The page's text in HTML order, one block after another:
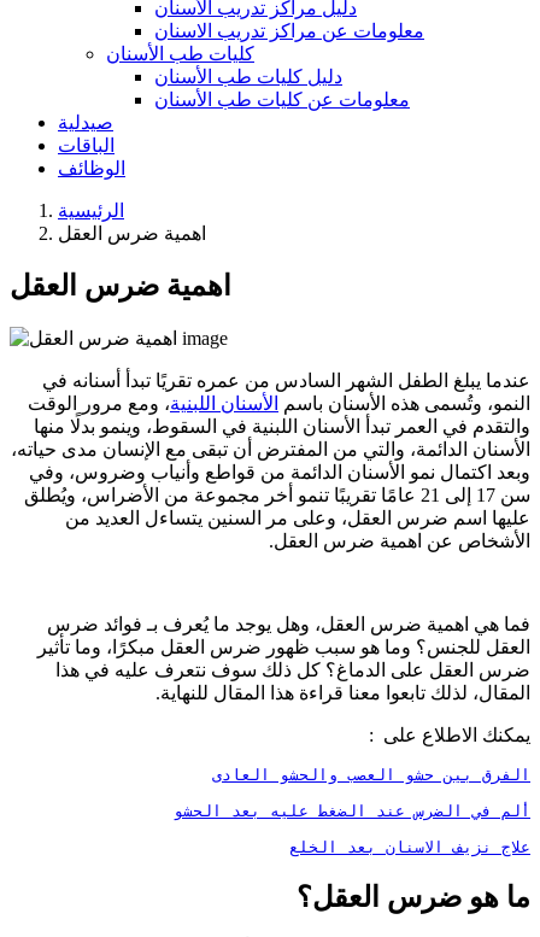
دليل مراكز تدريب الأسنان
معلومات عن مراكز تدريب الاسنان
كليات طب الأسنان
دليل كليات طب الأسنان
معلومات عن كليات طب الأسنان
صيدلية
الباقات
الوظائف
الرئيسية
اهمية ضرس العقل
اهمية ضرس العقل
عندما يبلغ الطفل الشهر السادس من عمره تقريًا تبدأ أسنانه في
النمو، وتُسمى هذه الأسنان باسم
الأسنان اللبنية، ومع مرور الوقت
والتقدم في العمر تبدأ الأسنان اللبنية في السقوط، وينمو بدلًا منها
الأسنان الدائمة، والتي من المفترض أن تبقى مع الإنسان مدى حياته،
وبعد اكتمال نمو الأسنان الدائمة من قواطع وأنياب وضروس، وفي
سن 17 إلى 21 عامًا تقريبًا تنمو أخر مجموعة من الأضراس، ويُطلق
عليها اسم ضرس العقل، وعلى مر السنين يتساءل العديد من
الأشخاص عن اهمية ضرس العقل.
فما هي اهمية ضرس العقل، وهل يوجد ما يُعرف بـ فوائد ضرس
العقل للجنس؟ وما هو سبب ظهور ضرس العقل مبكرًا، وما تأثير
ضرس العقل على الدماغ؟ كل ذلك سوف نتعرف عليه في هذا
المقال، لذلك تابعوا معنا قراءة هذا المقال للنهاية.
يمكنك الاطلاع على :
الفرق بين حشو العصب والحشو العادى
ألم في الضرس عند الضغط عليه بعد الحشو
علاج نزيف الاسنان بعد الخلع
ما هو ضرس العقل؟